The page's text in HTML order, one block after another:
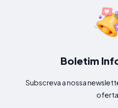
Boletim
Subscreva a nossa